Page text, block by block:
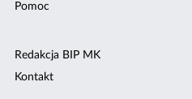
Pomoc
Redakcja BIP MK
Kontakt